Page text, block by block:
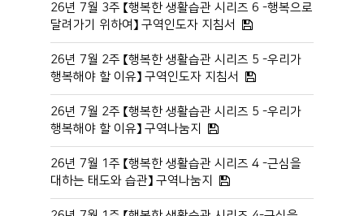
26년 7월 3주 【행복한 생활습관 시리즈 6 -행복으로
달려가기 위하여】 구역인도자 지침서
26년 7월 2주 【행복한 생활습관 시리즈 5 -우리가
행복해야 할 이유】 구역인도자 지침서
26년 7월 2주 【행복한 생활습관 시리즈 5 -우리가
행복해야 할 이유】 구역나눔지
26년 7월 1주 【행복한 생활습관 시리즈 4 -근심을
대하는 태도와 습관】 구역나눔지